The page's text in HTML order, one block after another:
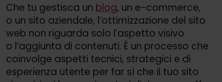
Che tu gestisca un blog, un e-commerce,
o un sito aziendale, l’ottimizzazione del sito
web non riguarda solo l’aspetto visivo
o l’aggiunta di contenuti. È un processo che
coinvolge aspetti tecnici, strategici e di
esperienza utente per far sì che il tuo sito